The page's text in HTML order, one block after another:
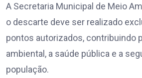
A Secretaria Municipal de Meio
o descarte deve ser realizado
pontos autorizados, contribuindo
ambiental, a saúde pública e a
população.